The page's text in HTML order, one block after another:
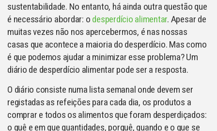
sustentabilidade. No entanto, há ainda outra questão que
é necessário abordar: o desperdício alimentar. Apesar de
muitas vezes não nos apercebermos, é nas nossas
casas que acontece a maioria do desperdício. Mas como
é que podemos ajudar a minimizar esse problema? Um
diário de desperdício alimentar pode ser a resposta.
O diário consiste numa lista semanal onde devem ser
registadas as refeições para cada dia, os produtos a
comprar e todos os alimentos que foram desperdiçados:
o quê e em que quantidades, porquê, quando e o que se